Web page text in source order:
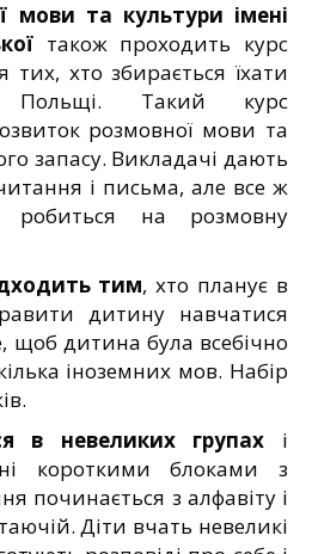
мови та культури імені
також проходить курс
тих, хто збирається їхати
Такий курс
розмовної мови та
запасу. Викладачі дають
і письма, але все ж
робиться на розмовну
тим, хто планує в
дитину навчатися
щоб дитина була всебічно
іноземних мов. Набір
в невеликих групах і
короткими блоками з
починається з алфавіту і
Діти вчать невеликі